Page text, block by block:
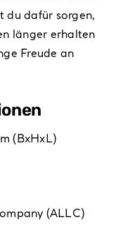
du dafür sorgen,
länger erhalten
Freude an
(BxHxL)
(ALLC)